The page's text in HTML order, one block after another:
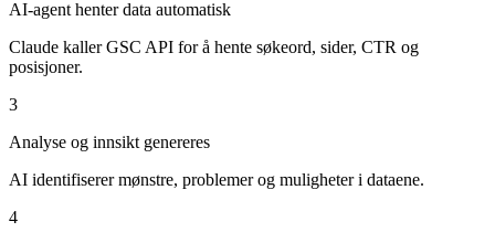
AI-agent henter data automatisk
Claude kaller GSC API for å hente søkeord, sider, CTR og
posisjoner.
3
Analyse og innsikt genereres
AI identifiserer mønstre, problemer og muligheter i dataene.
4